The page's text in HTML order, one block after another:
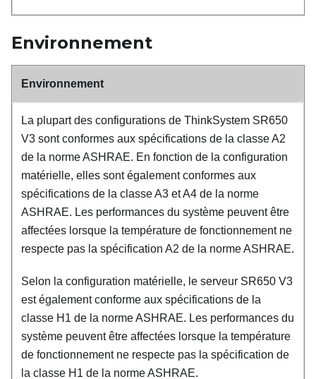
Environnement
Environnement
La plupart des configurations de ThinkSystem SR650
V3 sont conformes aux spécifications de la classe A2
de la norme ASHRAE. En fonction de la configuration
matérielle, elles sont également conformes aux
spécifications de la classe A3 et A4 de la norme
ASHRAE. Les performances du système peuvent être
affectées lorsque la température de fonctionnement ne
respecte pas la spécification A2 de la norme ASHRAE.
Selon la configuration matérielle, le serveur SR650 V3
est également conforme aux spécifications de la
classe H1 de la norme ASHRAE. Les performances du
système peuvent être affectées lorsque la température
de fonctionnement ne respecte pas la spécification de
la classe H1 de la norme ASHRAE.